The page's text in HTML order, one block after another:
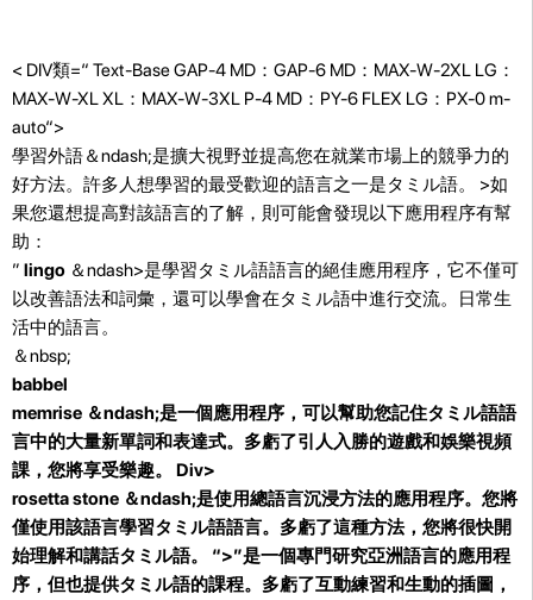
< DIV類=“ Text-Base GAP-4 MD：GAP-6 MD：MAX-W-2XL LG：
MAX-W-XL XL：MAX-W-3XL P-4 MD：PY-6 FLEX LG：PX-0 m-
auto“>
學習外語＆ndash;是擴大視野並提高您在就業市場上的競爭力的
好方法。許多人想學習的最受歡迎的語言之一是タミル語。 >如
果您還想提高對該語言的了解，則可能會發現以下應用程序有幫
助：
” lingo ＆ndash>是學習タミル語語言的絕佳應用程序，它不僅可
以改善語法和詞彙，還可以學會在タミル語中進行交流。日常生
活中的語言。
＆nbsp;
babbel
memrise ＆ndash;是一個應用程序，可以幫助您記住タミル語語
言中的大量新單詞和表達式。多虧了引人入勝的遊戲和娛樂視頻
課，您將享受樂趣。 Div>
rosetta stone ＆ndash;是使用總語言沉浸方法的應用程序。您將
僅使用該語言學習タミル語語言。多虧了這種方法，您將很快開
始理解和講話タミル語。 “>”是一個專門研究亞洲語言的應用程
序，但也提供タミル語的課程。多虧了互動練習和生動的插圖，